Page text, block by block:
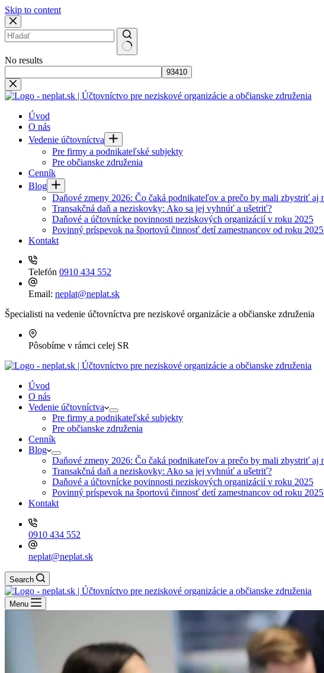
Skip to content
No results
Úvod
O nás
Vedenie účtovníctva
Pre firmy a podnikateľské subjekty
Pre občianske združenia
Cenník
Blog
Daňové zmeny 2026: Čo čaká podnikateľov a prečo by mali zbystriť aj
Transakčná daň a neziskovky: Ako sa jej vyhnúť a ušetriť?
Daňové a účtovnícke povinnosti neziskových organizácií v roku 2025
Povinný príspevok na športovú činnosť detí zamestnancov od roku
Kontakt
Telefón 0910 434 552
Email: neplat@neplat.sk
Špecialisti na vedenie účtovníctva pre neziskové organizácie a občianske združenia
Pôsobíme v rámci celej SR
Úvod
O nás
Vedenie účtovníctva
Pre firmy a podnikateľské subjekty
Pre občianske združenia
Cenník
Blog
Daňové zmeny 2026: Čo čaká podnikateľov a prečo by mali zbystriť aj
Transakčná daň a neziskovky: Ako sa jej vyhnúť a ušetriť?
Daňové a účtovnícke povinnosti neziskových organizácií v roku 2025
Povinný príspevok na športovú činnosť detí zamestnancov od roku
Kontakt
0910 434 552
neplat@neplat.sk
Search
Menu